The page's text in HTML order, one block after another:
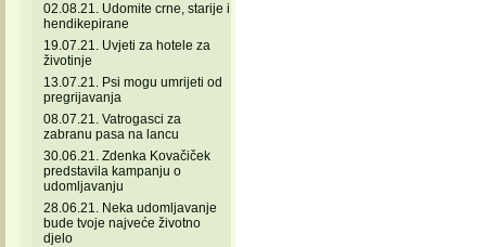
02.08.21. Udomite crne, starije i
hendikepirane
19.07.21. Uvjeti za hotele za
životinje
13.07.21. Psi mogu umrijeti od
pregrijavanja
08.07.21. Vatrogasci za
zabranu pasa na lancu
30.06.21. Zdenka Kovačiček
predstavila kampanju o
udomljavanju
28.06.21. Neka udomljavanje
bude tvoje najveće životno
djelo